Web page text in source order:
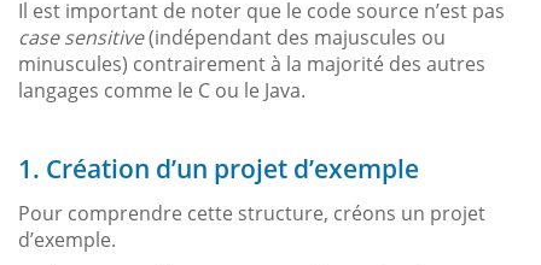
Il est important de noter que le code source n’est pas
case sensitive(indépendant des majuscules ou
minuscules) contrairement à la majorité des autres
langages comme le C ou le Java.
1. Création d’un projet d’exemple
Pour comprendre cette structure, créons un projet
d’exemple.